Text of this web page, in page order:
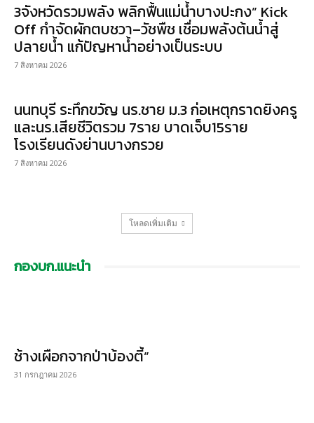
3จังหวัดรวมพลัง พลิกฟื้นแม่น้ำบางปะกง” Kick
Off กำจัดผักตบชวา–วัชพืช เชื่อมพลังต้นน้ำสู่
ปลายน้ำ แก้ปัญหาน้ำอย่างเป็นระบบ
7 สิงหาคม 2026
นนทบุรี ระทึกขวัญ นร.ชาย ม.3 ก่อเหตุกราดยิงครู
และนร.เสียชีวิตรวม 7ราย บาดเจ็บ15ราย
โรงเรียนดังย่านบางกรวย
7 สิงหาคม 2026
โหลดเพิ่มเติม
กองบก.แนะนำ
ช้างเผือกจากป่าบ้องตี้”
31 กรกฎาคม 2026